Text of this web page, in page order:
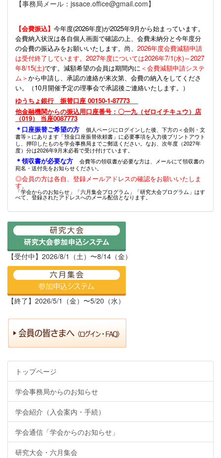
【事務局メール：jssace.office@gmail.com】
【会費振込】 今年度(2026年度)が2025年9月から始まっています。
会費納入状況は各自個人画面で確認の上、会費未納分と今年度分
の会費の振込みをお願いいたします。尚、 2026年度会費減額申請
は受付終了しています。2027年度については2026年7/1(水)～2027
年8/15(土)です。減額希望の会員は期間内に ＜会費減額申請システ
ム＞から申請し、承認の連絡が来次第、会費の納入をしてくださ
い。（10月開催予定の理事会で承認後ご連絡いたします。）
ゆうちょ銀行 振替口座 00150-1-87773
他金融機関からの振込用口座番号：〇一九（ゼロイチキュウ）店
（019） 当座0087773
＊口座振替ご希望の方
個人ページにログインした後、下方の＜会則・文
書等＞にあります「預金口座振替依頼書」に必要事項を入力後プリントアウト
し、押印したものを学会事務局までご郵送ください。なお、次年度（2027年
度）分は2026年9月末必着で受け付けています。
＊領収書が必要な方
会費等の領収書が必要な方は、メールにて領収書の
宛名・送付先をお知らせください。
◎会員の方は各自、登録メールアドレスの確認をお願いいたしま
す。
「学会からのお知らせ」「六月集会プログラム」「研究大会プログラム」はす
べて、登録されたアドレスへのメール配信となります。
【受付中】2026/8/1（土）〜8/14（金）
【終了】2026/5/1（金）〜5/20（水）
トップページ
学会事務局からのお知らせ
学会紹介（入会案内・手続）
学会通信「学会からのお知らせ」
研究大会・六月集会